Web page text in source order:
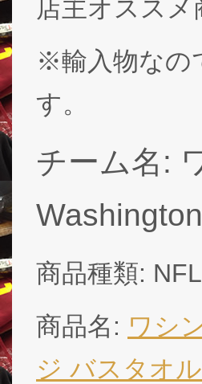
店主オススメ
※輸入物なの
す。
チーム名:
商品種類:
商品名: ワシ
ジ バスタオ